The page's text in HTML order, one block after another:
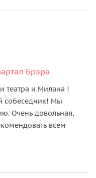
Брэра
театра и Милана !
собеседник! Мы
Очень довольная,
всем